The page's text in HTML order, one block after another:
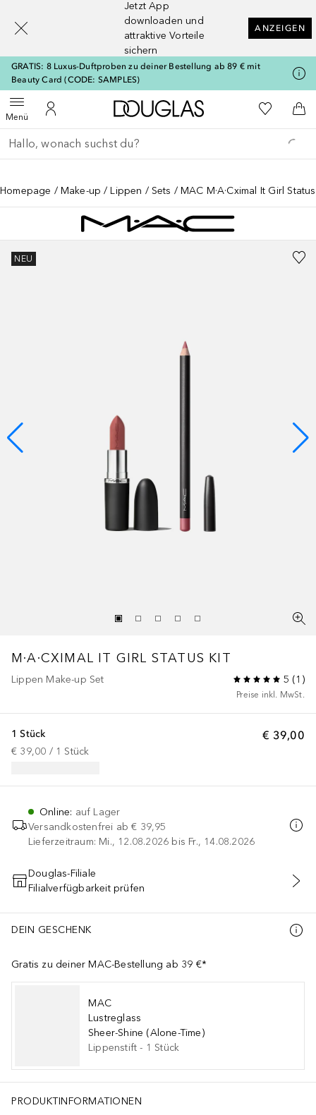
Jetzt App
downloaden und
attraktive Vorteile
sichern
ANZEIGEN
GRATIS: 8 Luxus-Duftproben zu deiner Bestellung ab 89 € mit
Beauty Card (CODE: SAMPLES)
MenüMenü öffnenZu Meinem Kundenkonto
Zur Douglas Startseite
Zu Meiner
Gehe zurück
Suche ausführen
Homepage Make-up Lippen Sets MAC M·A·Cximal It Girl
NEU
M·A·CXIMAL IT GIRL STATUS KIT
Lippen Make-up Set 5 (1 )
Preise inkl. MwSt.
€ 39,00
1 Stück
€ 39,00 / 1 Stück
Online: auf Lager
Versandkostenfrei ab € 39,95
Lieferzeitraum: Mi., 12.08.2026 bis Fr., 14.08.2026
IN DEN WARENKORB
Douglas-Filiale
Filialverfügbarkeit prüfen
DEIN GESCHENK
Gratis zu deiner MAC-Bestellung ab 39 €*
MAC
Lustreglass
Sheer-Shine (Alone-Time)
Lippenstift - 1 Stück
PRODUKTINFORMATIONEN
[navigation.slideout.screenreader]